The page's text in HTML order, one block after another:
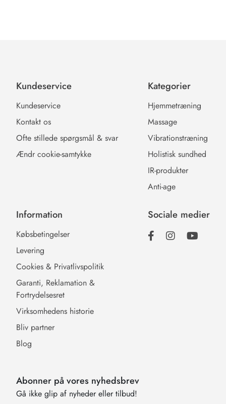
Kundeservice
Kundeservice
Kontakt os
Ofte stillede spørgsmål & svar
Ændr cookie-samtykke
Kategorier
Hjemmetræning
Massage
Vibrationstræning
Holistisk sundhed
IR-produkter
Anti-age
Information
Købsbetingelser
Levering
Cookies & Privatlivspolitik
Garanti, Reklamation &
Fortrydelsesret
Virksomhedens historie
Bliv partner
Blog
Sociale medier
Abonner på vores nyhedsbrev
Gå ikke glip af nyheder eller tilbud!